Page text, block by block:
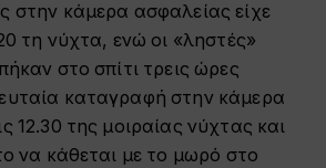
στην κάμερα ασφαλείας είχε
τη νύχτα, ενώ οι «ληστές»
στο σπίτι τρεις ώρες
καταγραφή στην κάμερα
12.30 της μοιραίας νύχτας και
να κάθεται με το μωρό στο